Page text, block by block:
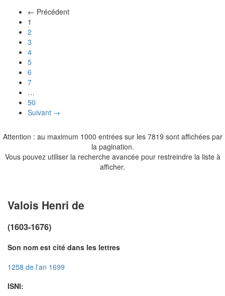
← Précédent
1
2
3
4
5
6
7
…
50
Suivant →
Attention : au maximum 1000 entrées sur les 7819 sont affichées par
la pagination.
Vous pouvez utiliser la recherche avancée pour restreindre la liste à
afficher.
Valois Henri de
(1603-1676)
Son nom est cité dans les lettres
1258 de l'an 1699
ISNI: